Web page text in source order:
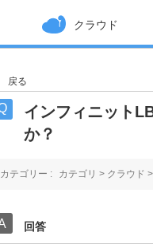
クラウド
戻る
インフィニット
か？
カテゴリー : カテゴリ > クラウド >
回答